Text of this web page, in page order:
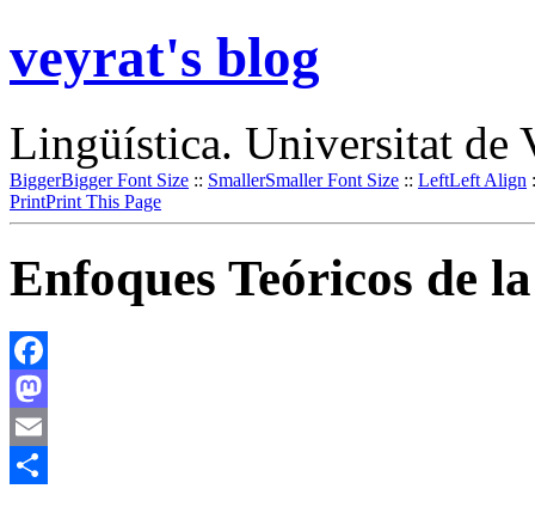
veyrat's blog
Lingüística. Universitat de
BiggerBigger Font Size :: SmallerSmaller Font Size :: LeftLeft Align
PrintPrint This Page
Enfoques Teóricos de
Facebook
Mastodon
Email